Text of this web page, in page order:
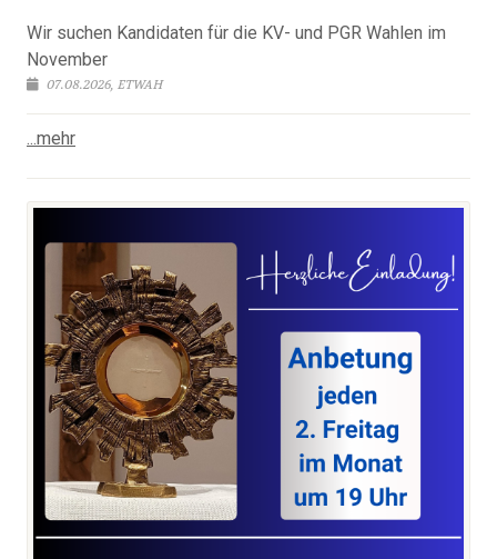
Wir suchen Kandidaten für die KV- und PGR Wahlen im
November
07.08.2026, ETWAH
...mehr